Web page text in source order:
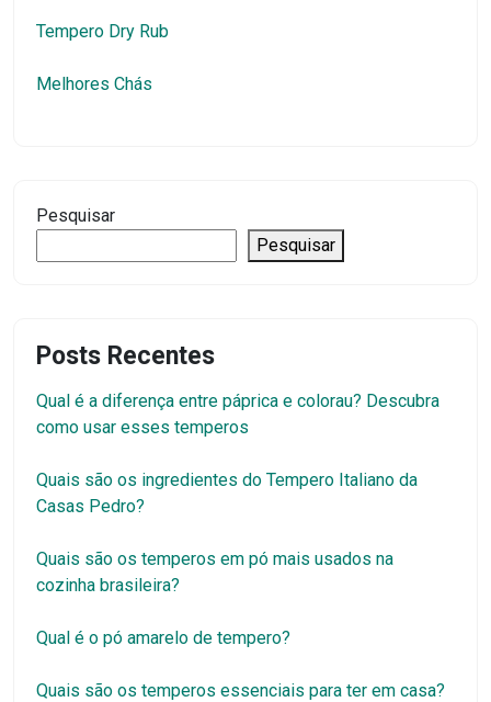
Tempero Dry Rub
Melhores Chás
Pesquisar
Pesquisar
Posts Recentes
Qual é a diferença entre páprica e colorau? Descubra
como usar esses temperos
Quais são os ingredientes do Tempero Italiano da
Casas Pedro?
Quais são os temperos em pó mais usados na
cozinha brasileira?
Qual é o pó amarelo de tempero?
Quais são os temperos essenciais para ter em casa?